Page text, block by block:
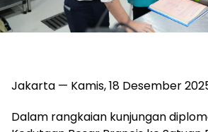
Jakarta — Kamis, 18 Desember
Dalam rangkaian kunjungan